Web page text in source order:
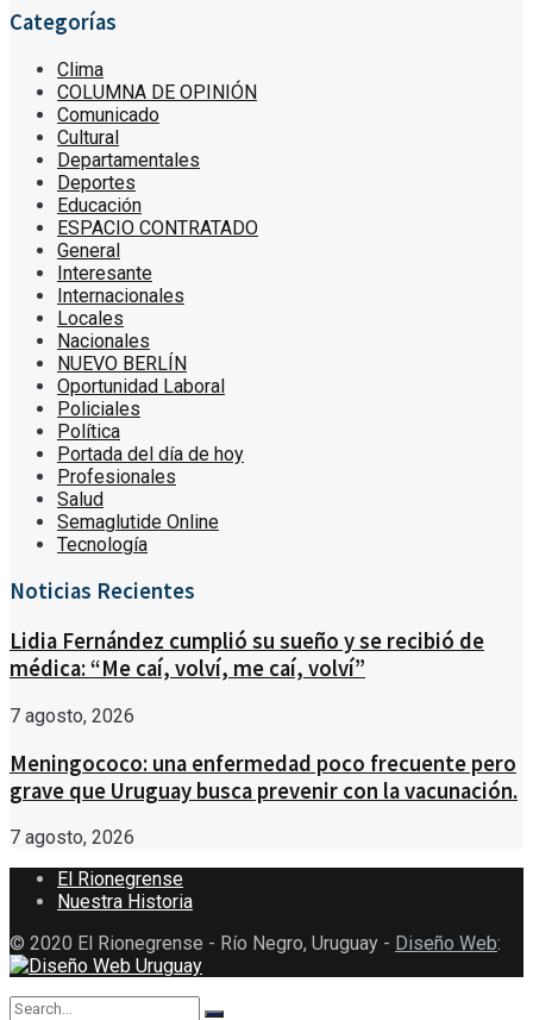
Categorías
Clima
COLUMNA DE OPINIÓN
Comunicado
Cultural
Departamentales
Deportes
Educación
ESPACIO CONTRATADO
General
Interesante
Internacionales
Locales
Nacionales
NUEVO BERLÍN
Oportunidad Laboral
Policiales
Política
Portada del día de hoy
Profesionales
Salud
Semaglutide Online
Tecnología
Noticias Recientes
Lidia Fernández cumplió su sueño y se recibió de
médica: “Me caí, volví, me caí, volví”
7 agosto, 2026
Meningococo: una enfermedad poco frecuente pero
grave que Uruguay busca prevenir con la vacunación.
7 agosto, 2026
El Rionegrense
Nuestra Historia
© 2020 El Rionegrense - Río Negro, Uruguay - Diseño Web: